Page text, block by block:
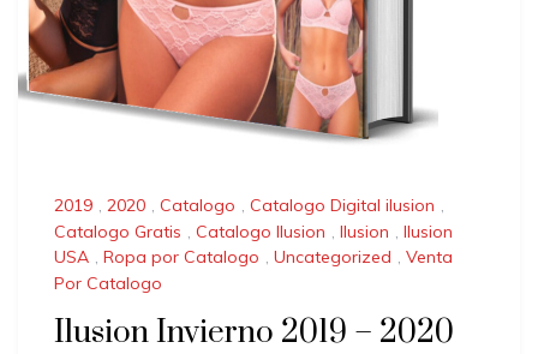
2019 , 2020 , Catalogo , Catalogo Digital ilusion ,
Catalogo Gratis , Catalogo Ilusion , Ilusion , Ilusion
USA , Ropa por Catalogo , Uncategorized , Venta
Por Catalogo
Ilusion Invierno 2019 – 2020